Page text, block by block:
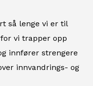
så lenge vi er til
vi trapper opp
innfører strengere
innvandrings- og